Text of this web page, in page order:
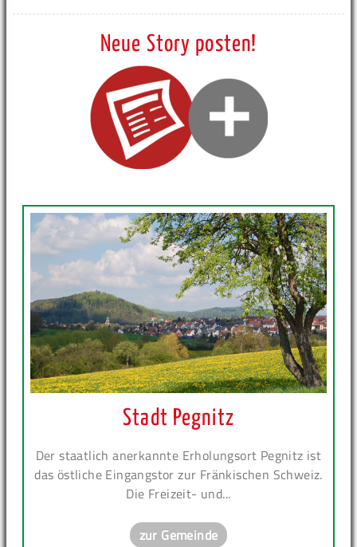
Neue Story posten!
Stadt Pegnitz
Der staatlich anerkannte Erholungsort Pegnitz ist
das östliche Eingangstor zur Fränkischen Schweiz.
Die Freizeit- und...
zur Gemeinde